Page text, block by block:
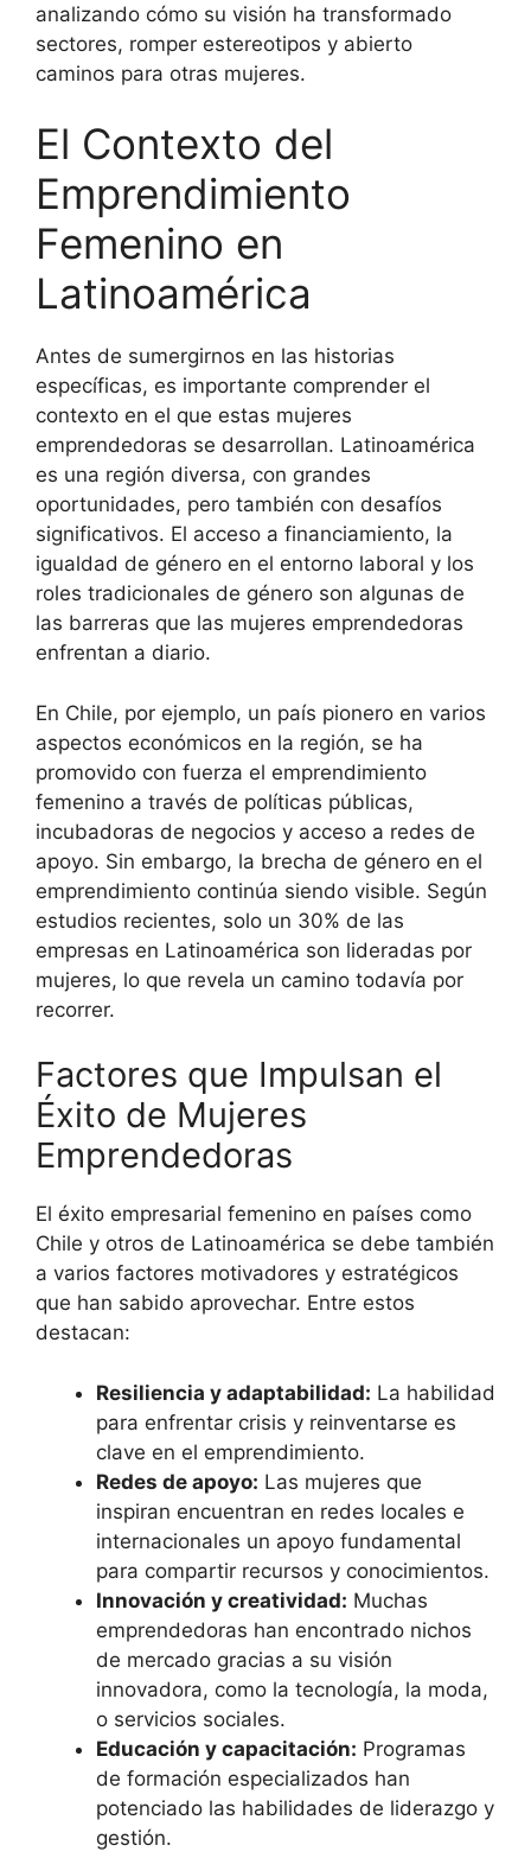
analizando cómo su visión ha transformado
sectores, romper estereotipos y abierto
caminos para otras mujeres.
El Contexto del
Emprendimiento
Femenino en
Latinoamérica
Antes de sumergirnos en las historias
específicas, es importante comprender el
contexto en el que estas mujeres
emprendedoras se desarrollan. Latinoamérica
es una región diversa, con grandes
oportunidades, pero también con desafíos
significativos. El acceso a financiamiento, la
igualdad de género en el entorno laboral y los
roles tradicionales de género son algunas de
las barreras que las mujeres emprendedoras
enfrentan a diario.
En Chile, por ejemplo, un país pionero en varios
aspectos económicos en la región, se ha
promovido con fuerza el emprendimiento
femenino a través de políticas públicas,
incubadoras de negocios y acceso a redes de
apoyo. Sin embargo, la brecha de género en el
emprendimiento continúa siendo visible. Según
estudios recientes, solo un 30% de las
empresas en Latinoamérica son lideradas por
mujeres, lo que revela un camino todavía por
recorrer.
Factores que Impulsan el
Éxito de Mujeres
Emprendedoras
El éxito empresarial femenino en países como
Chile y otros de Latinoamérica se debe también
a varios factores motivadores y estratégicos
que han sabido aprovechar. Entre estos
destacan:
Resiliencia y adaptabilidad: La habilidad
para enfrentar crisis y reinventarse es
clave en el emprendimiento.
Redes de apoyo: Las mujeres que
inspiran encuentran en redes locales e
internacionales un apoyo fundamental
para compartir recursos y conocimientos.
Innovación y creatividad: Muchas
emprendedoras han encontrado nichos
de mercado gracias a su visión
innovadora, como la tecnología, la moda,
o servicios sociales.
Educación y capacitación: Programas
de formación especializados han
potenciado las habilidades de liderazgo y
gestión.